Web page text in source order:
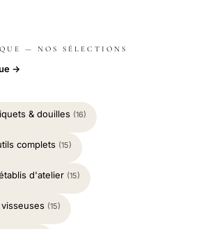
— NOS SÉLECTIONS
→
& douilles (16)
complets (15)
d'atelier (15)
(15)